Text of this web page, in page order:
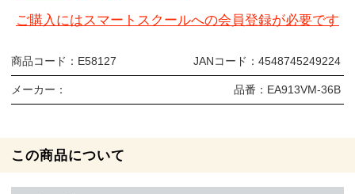
ご購入にはスマートスクールへの会員登録が必要です
商品コード： E58127 JANコード： 4548745249224
メーカー： 品番： EA913VM-36B
この商品について